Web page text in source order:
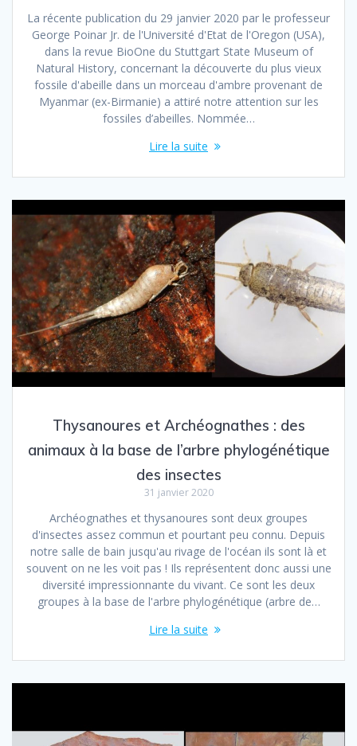
La récente publication du 29 janvier 2020 par le professeur
George Poinar Jr. de l'Université d'Etat de l'Oregon (USA),
dans la revue BioOne du Stuttgart State Museum of
Natural History, concernant la découverte du plus vieux
fossile d'abeille dans un morceau d'ambre provenant de
Myanmar (ex-Birmanie) a attiré notre attention sur les
fossiles d’abeilles. Nommée…
Lire la suite
Thysanoures et Archéognathes : des
animaux à la base de l’arbre phylogénétique
des insectes
31 janvier 2020
Archéognathes et thysanoures sont deux groupes
d'insectes assez commun et pourtant peu connu. Depuis
notre salle de bain jusqu'au rivage de l'océan ils sont là et
souvent on ne les voit pas ! Ils représentent donc aussi une
diversité impressionnante du vivant. Ce sont les deux
groupes à la base de l'arbre phylogénétique (arbre de…
Lire la suite